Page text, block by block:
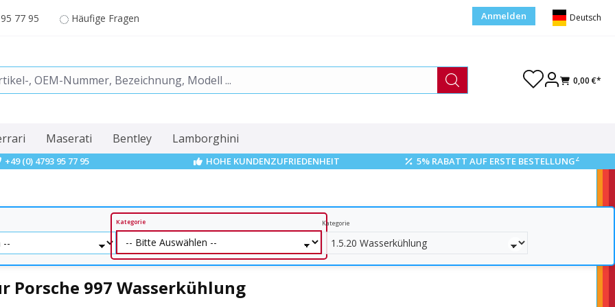
77 95 Häufige Fragen Anmelden Deutsch
0,00 €*
Maserati Bentley Lamborghini
+49 (0) 4793 95 77 95 HOHE KUNDENZUFRIEDENHEIT 5% RABATT AUF ERSTE BESTELLUNG2
Kategorie Kategorie
Porsche 997 Wasserkühlung